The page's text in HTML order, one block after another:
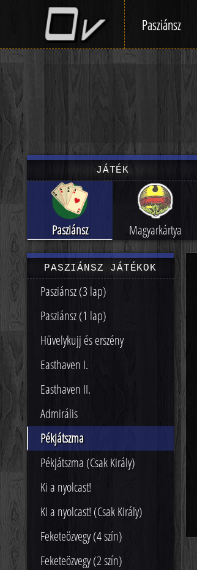
Pasziánsz
JÁTÉK
Pasziánsz Magyarkártya
PASZIÁNSZ JÁTÉKOK
Pasziánsz (3 lap)
Pasziánsz (1 lap)
Hüvelykujj és erszény
Easthaven I.
Easthaven II.
Admirális
Pékjátszma
Pékjátszma (Csak Király)
Ki a nyolcast!
Ki a nyolcast! (Csak Király)
Feketeözvegy (4 szín)
Feketeözvegy (2 szín)